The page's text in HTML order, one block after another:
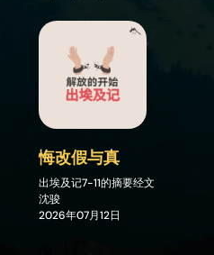
悔改假与真
出埃及记7-11的摘要经文
沈骏
2026年07月12日